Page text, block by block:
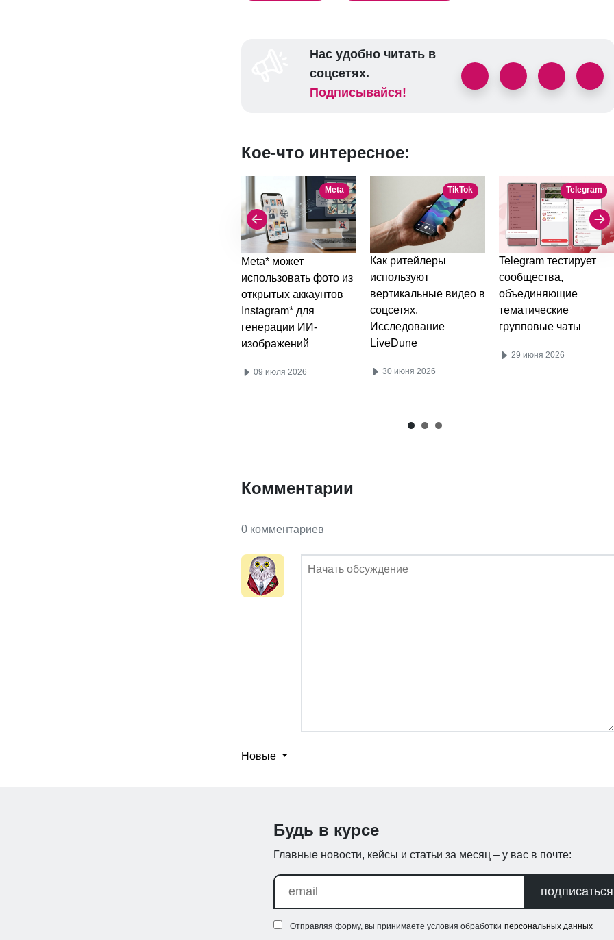
Нас удобно читать в
соцсетях.
Подписывайся!
Кое-что интересное:
Meta
Meta* может
использовать фото из
открытых аккаунтов
Instagram* для
генерации ИИ-
изображений
09 июля 2026
TikTok
Как ритейлеры
используют
вертикальные видео в
соцсетях.
Исследование
LiveDune
30 июня 2026
Telegram
Telegram тестирует
сообщества,
объединяющие
тематические
групповые чаты
29 июня 2026
Комментарии
0 комментариев
Новые
Будь в курсе
Главные новости, кейсы и статьи за месяц – у вас в почте:
подписаться
Отправляя форму, вы принимаете условия обработки персональных данных